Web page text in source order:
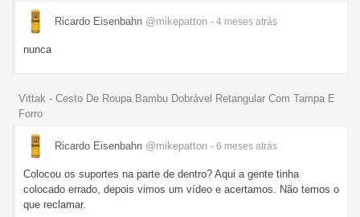
Ricardo Eisenbahn @mikepatton - 4 meses atrás
nunca
Vittak - Cesto De Roupa Bambu Dobrável Retangular Com Tampa E
Forro
Ricardo Eisenbahn @mikepatton - 6 meses atrás
Colocou os suportes na parte de dentro? Aqui a gente tinha
colocado errado, depois vimos um vídeo e acertamos. Não temos o
que reclamar.